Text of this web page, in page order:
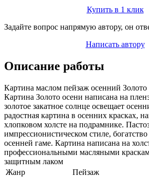
Купить в 1 клик
Задайте вопрос напрямую автору, он
Написать автору
Описание работы
Картина маслом пейзаж осенний
Картина Золото осени написана на
золотое закатное солнце освещает
радостная картина в осенних красках,
хлопковом холсте на подрамнике.
импрессионистическом стиле,
осенней гаме. Картина написана на
профессиональными масляными
защитным лаком
Жанр
Пейзаж